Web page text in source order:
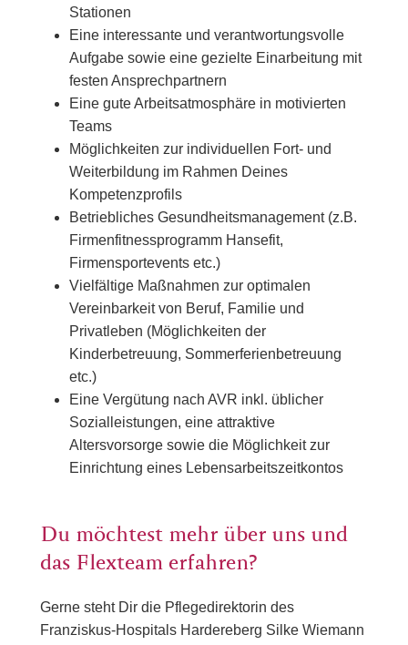
Stationen
Eine interessante und verantwortungsvolle
Aufgabe sowie eine gezielte Einarbeitung mit
festen Ansprechpartnern
Eine gute Arbeitsatmosphäre in motivierten
Teams
Möglichkeiten zur individuellen Fort- und
Weiterbildung im Rahmen Deines
Kompetenzprofils
Betriebliches Gesundheitsmanagement (z.B.
Firmenfitnessprogramm Hansefit,
Firmensportevents etc.)
Vielfältige Maßnahmen zur optimalen
Vereinbarkeit von Beruf, Familie und
Privatleben (Möglichkeiten der
Kinderbetreuung, Sommerferienbetreuung
etc.)
Eine Vergütung nach AVR inkl. üblicher
Sozialleistungen, eine attraktive
Altersvorsorge sowie die Möglichkeit zur
Einrichtung eines Lebensarbeitszeitkontos
Du möchtest mehr über uns und
das Flexteam erfahren?
Gerne steht Dir die Pflegedirektorin des
Franziskus-Hospitals Hardereberg Silke Wiemann